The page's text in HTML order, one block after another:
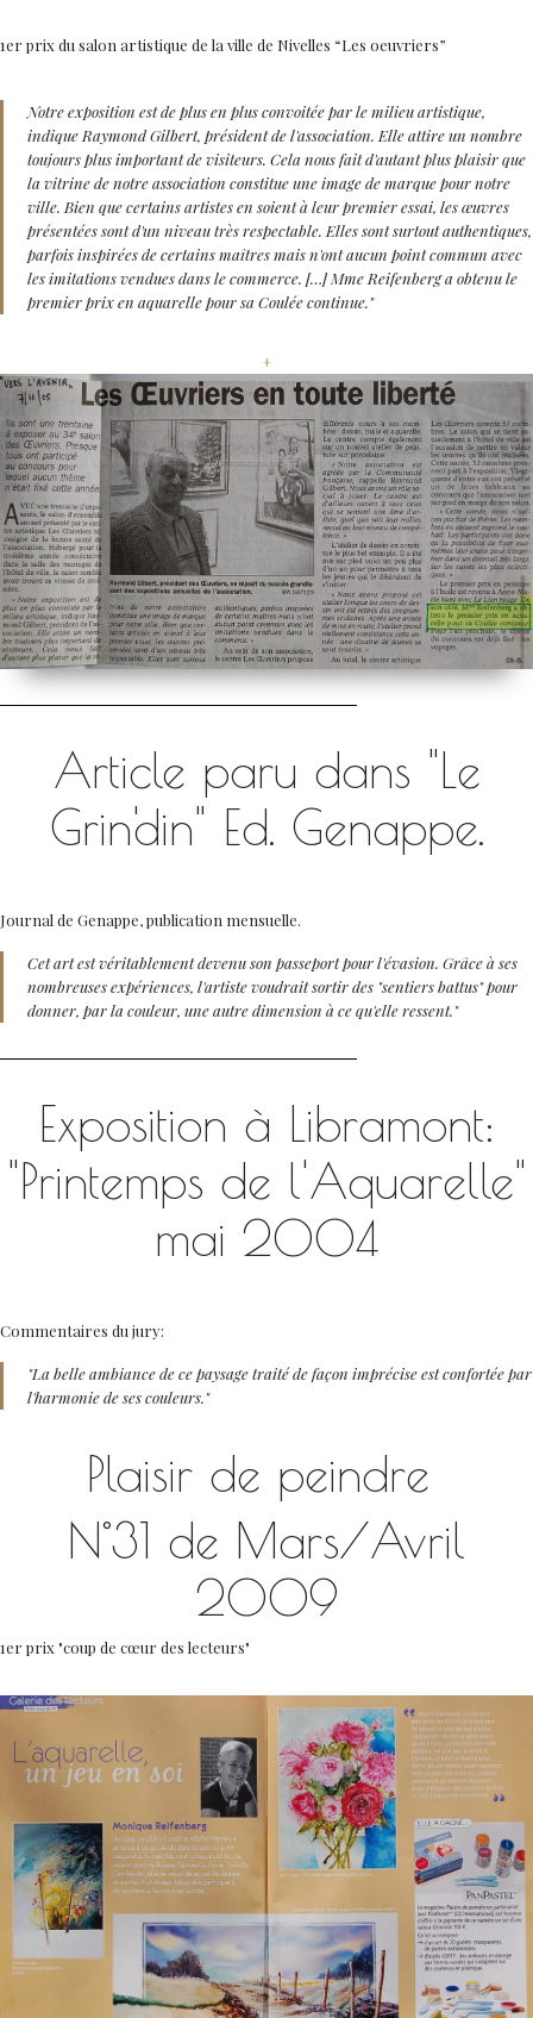
1er prix du salon artistique de la ville de Nivelles “Les oeuvriers”
Notre exposition est de plus en plus convoitée par le milieu artistique,
indique Raymond Gilbert, président de l'association. Elle attire un nombre
toujours plus important de visiteurs. Cela nous fait d'autant plus plaisir que
la vitrine de notre association constitue une image de marque pour notre
ville. Bien que certains artistes en soient à leur premier essai, les œuvres
présentées sont d'un niveau très respectable. Elles sont surtout authentiques,
parfois inspirées de certains maîtres mais n'ont aucun point commun avec
les imitations vendues dans le commerce. […] Mme Reifenberg a obtenu le
premier prix en aquarelle pour sa Coulée continue."
+
Article paru dans "Le
Grin'din" Ed. Genappe.
Journal de Genappe, publication mensuelle.
Cet art est véritablement devenu son passeport pour l'évasion. Grâce à ses
nombreuses expériences, l'artiste voudrait sortir des "sentiers battus" pour
donner, par la couleur, une autre dimension à ce qu'elle ressent."
Exposition à Libramont:
"Printemps de l'Aquarelle"
mai 2004
Commentaires du jury:
"La belle ambiance de ce paysage traité de façon imprécise est confortée par
l'harmonie de ses couleurs."
Plaisir de peindre
N°31 de Mars/Avril
2009
1er prix "coup de cœur des lecteurs"